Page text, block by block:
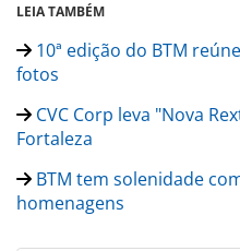
LEIA TAMBÉM
10ª edição do BTM
fotos
CVC Corp leva "Nova
Fortaleza
BTM tem solenidade
homenagens